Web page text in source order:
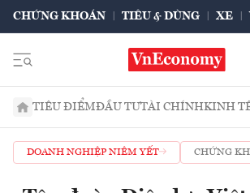
CHỨNG KHOÁN TIÊU & DÙNG XE
TIÊU ĐIỂMĐẦU TƯTÀI CHÍNHKINH
DOANH NGHIỆP NIÊM YẾT CHỨNG